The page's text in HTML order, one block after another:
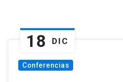
18 DIC
Conferencias